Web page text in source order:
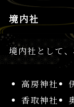
境内社
境内社として
高房神社
香取神社